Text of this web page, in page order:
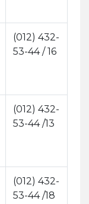
(012) 432-
53-44 / 16
(012) 432-
53-44 /13
(012) 432-
53-44 /18